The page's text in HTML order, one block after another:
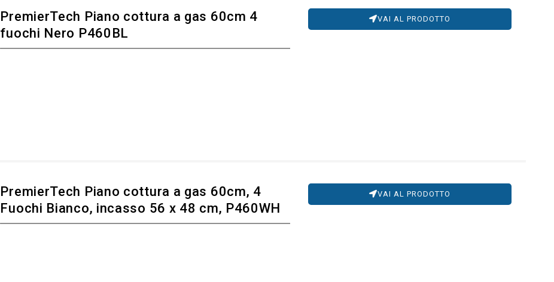
PremierTech Piano cottura a gas 60cm 4
fuochi Nero P460BL
VAI AL PRODOTTO
PremierTech Piano cottura a gas 60cm, 4
Fuochi Bianco, incasso 56 x 48 cm, P460WH
VAI AL PRODOTTO